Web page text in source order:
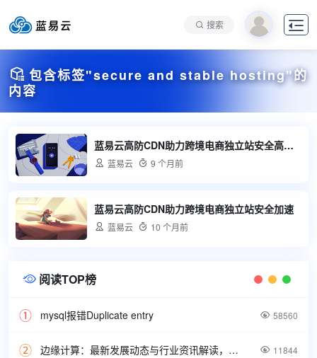
搜索 
 包含标签"secure and stable hosting"的
内容
蓝易云高防CDN助力跨境电商独立站安全高效发展
 蓝易云  9 个月前
蓝易云高防CDN助力跨境电商独立站安全加速
 蓝易云  10 个月前
 阅读TOP榜
mysql报错Duplicate entry  58560
边缘计算：最新发展动态与行业资讯解读，洞悉技术前沿引领未来。  11844